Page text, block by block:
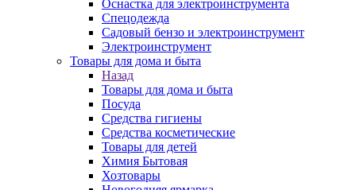
Оснастка для электроинструмента
Спецодежда
Садовый бензо и электроинструмент
Электроинструмент
Товары для дома и быта
Назад
Товары для дома и быта
Посуда
Средства гигиены
Средства косметические
Товары для детей
Химия Бытовая
Хозтовары